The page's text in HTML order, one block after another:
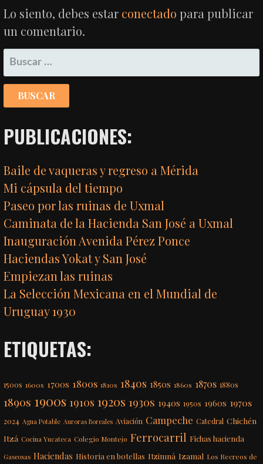
Lo siento, debes estar conectado para publicar
un comentario.
BUSCAR:
PUBLICACIONES:
Baile de vaqueras y regreso a Mérida
Mi cápsula del tiempo
Paseo por las ruinas de Uxmal
Caminata de la Hacienda San José a Uxmal
Inauguración Avenida Pérez Ponce
Haciendas Yokat y San José
Empiezan las ruinas
La Selección Mexicana en el Mundial de
Uruguay 1930
ETIQUETAS:
1500s 1600s 1700s 1800s 1810s 1840s 1850s 1860s 1870s 1880s
1890s 1900s 1910s 1920s 1930s 1940s 1950s 1960s 1970s
2024 Agua Potable Auroras Boreales Aviación Campeche Catedral Chichén
Itzá Cocina Yucateca Colegio Montejo Ferrocarril Fichas hacienda
Gaseosas Haciendas Historia en botellas Itzimná Izamal Los Recreos de